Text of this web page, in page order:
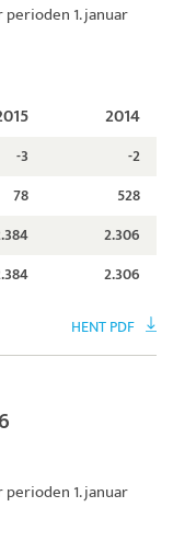
1. januar
2014
-3
-2
78
528
2.306
2.306
HENT PDF
1. januar